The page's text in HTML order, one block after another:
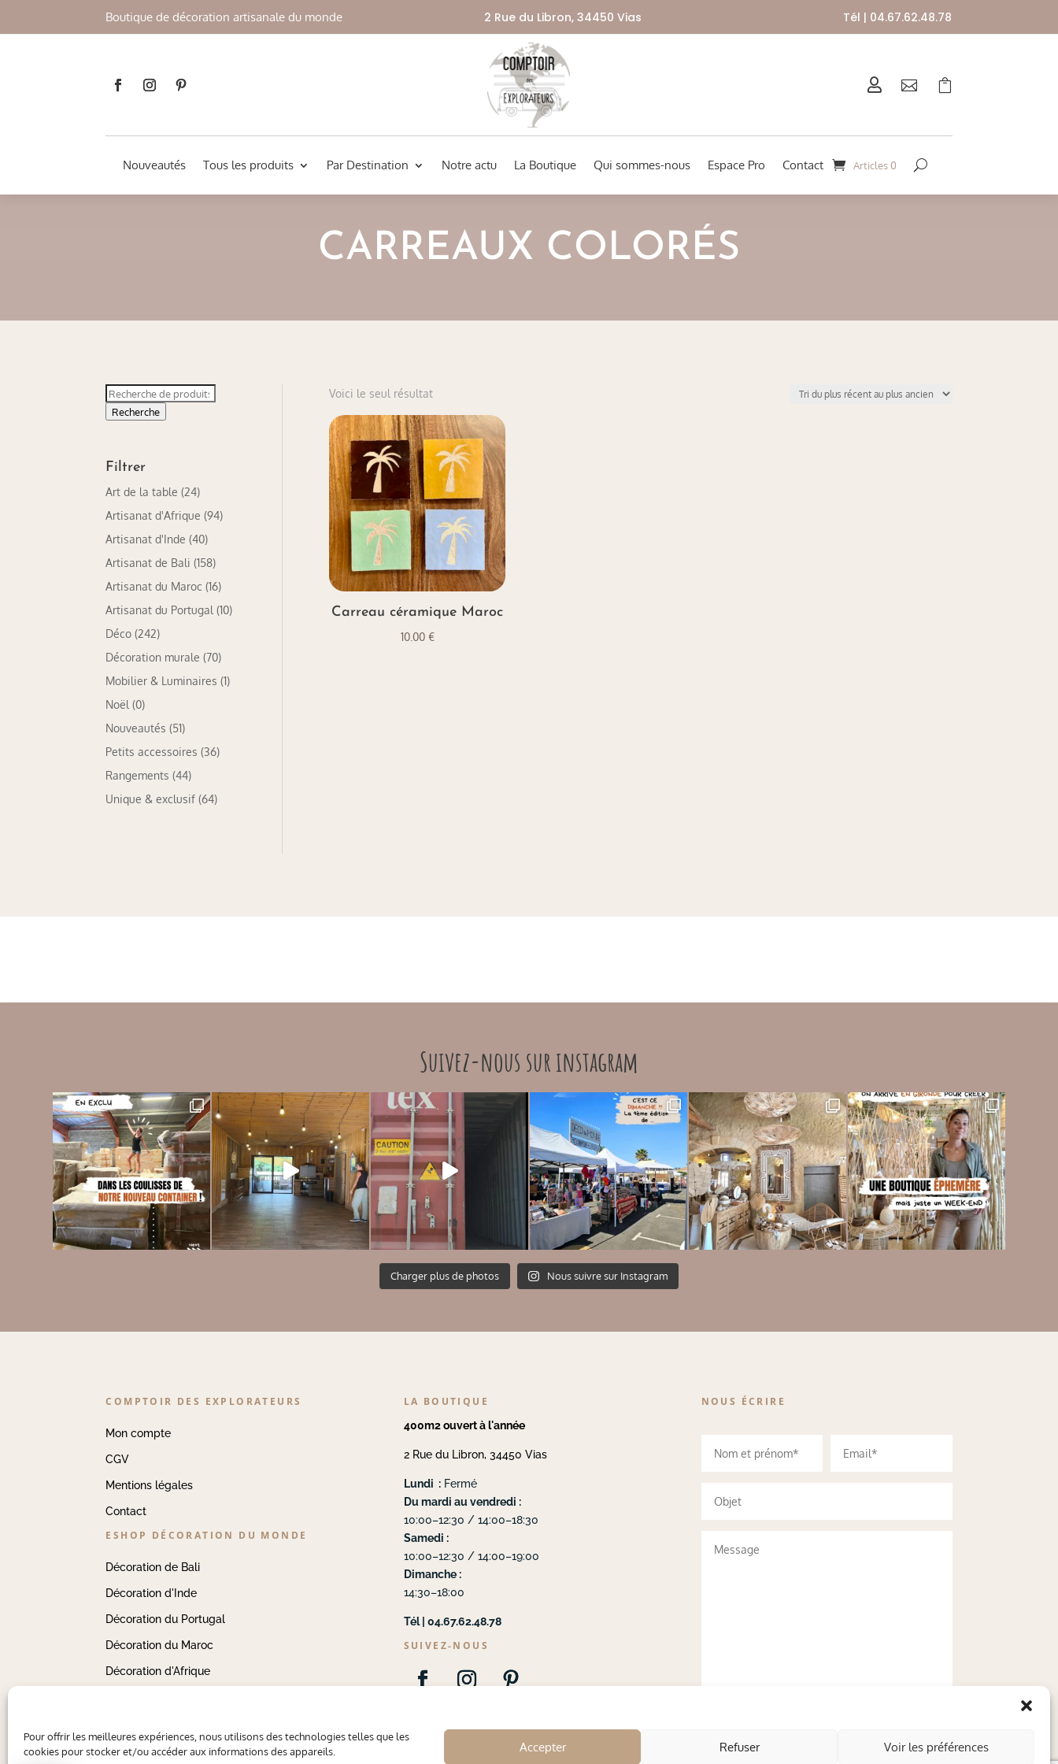
Pour offrir les meilleures expériences, nous utilisons des technologies telles que les
cookies pour stocker et/ou accéder aux informations des appareils.
Accepter Refuser Voir les préférences
Boutique de décoration artisanale du monde 2 Rue du Libron, 34450 Vias Tél | 04.67.62.48.78
  
Nouveautés Tous les produits Par Destination Notre actu La Boutique Qui sommes-nous Espace Pro Contact Articles 0
CARREAUX COLORÉS
Recherche
pour :
Recherche
Filtrer
Art de la table (24)
Artisanat d'Afrique (94)
Artisanat d'Inde (40)
Artisanat de Bali (158)
Artisanat du Maroc (16)
Artisanat du Portugal (10)
Déco (242)
Décoration murale (70)
Mobilier & Luminaires (1)
Noël (0)
Nouveautés (51)
Petits accessoires (36)
Rangements (44)
Unique & exclusif (64)
Voici le seul résultat
Carreau céramique Maroc
10.00 €
Suivez-nous sur instagram
Charger plus de photos Nous suivre sur Instagram
COMPTOIR DES EXPLORATEURS
Mon compte
CGV
Mentions légales
Contact
ESHOP DÉCORATION DU MONDE
Décoration de Bali
Décoration d'Inde
Décoration du Portugal
Décoration du Maroc
Décoration d'Afrique
LA BOUTIQUE
400m2 ouvert à l'année
2 Rue du Libron, 34450 Vias
Lundi :Fermé
Du mardi au vendredi :
10:00–12:30 / 14:00–18:30
Samedi :
10:00–12:30 / 14:00–19:00
Dimanche :
14:30–18:00
Tél | 04.67.62.48.78
SUIVEZ-NOUS
NOUS ÉCRIRE
Envoyer